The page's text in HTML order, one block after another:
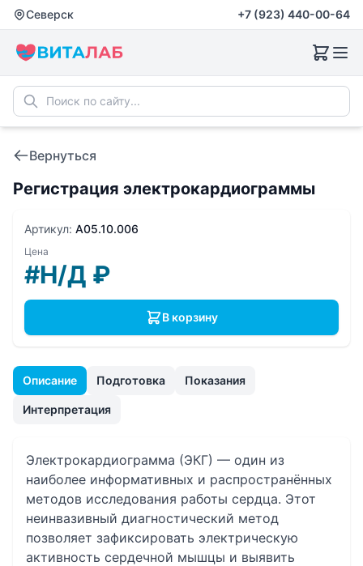
Северск +7 (923) 440-00-64
Вернуться
Регистрация электрокардиограммы
Описание Подготовка Показания
Интерпретация
Электрокардиограмма (ЭКГ) — один из
наиболее информативных и распространённых
методов исследования работы сердца. Этот
неинвазивный диагностический метод
позволяет зафиксировать электрическую
активность сердечной мышцы и выявить
Артикул: A05.10.006
Цена
#Н/Д ₽
В корзину